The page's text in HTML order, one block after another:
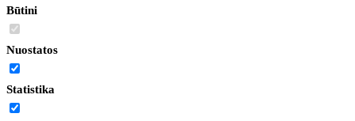
Būtini
Nuostatos
Statistika